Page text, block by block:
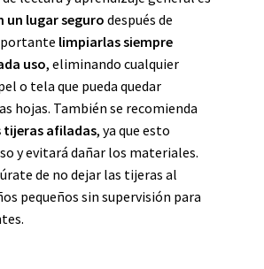
un lugar seguro después de
limpiarlas siempre
uso, eliminando cualquier
o tela que pueda quedar
hojas. También se recomienda
tijeras afiladas, ya que esto
y evitará dañar los materiales.
de no dejar las tijeras al
pequeños sin supervisión para